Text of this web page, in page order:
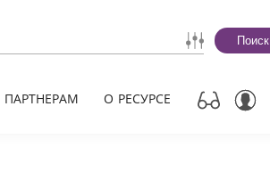
Поиск
ПАРТНЕРАМ О РЕСУРСЕ